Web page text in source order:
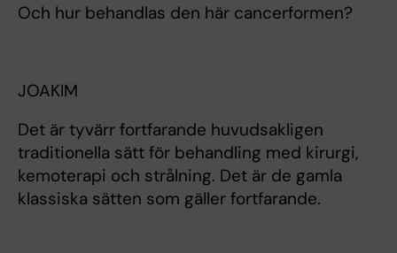
Och hur behandlas den här cancerformen?
JOAKIM
Det är tyvärr fortfarande huvudsakligen
traditionella sätt för behandling med kirurgi,
kemoterapi och strålning. Det är de gamla
klassiska sätten som gäller fortfarande.